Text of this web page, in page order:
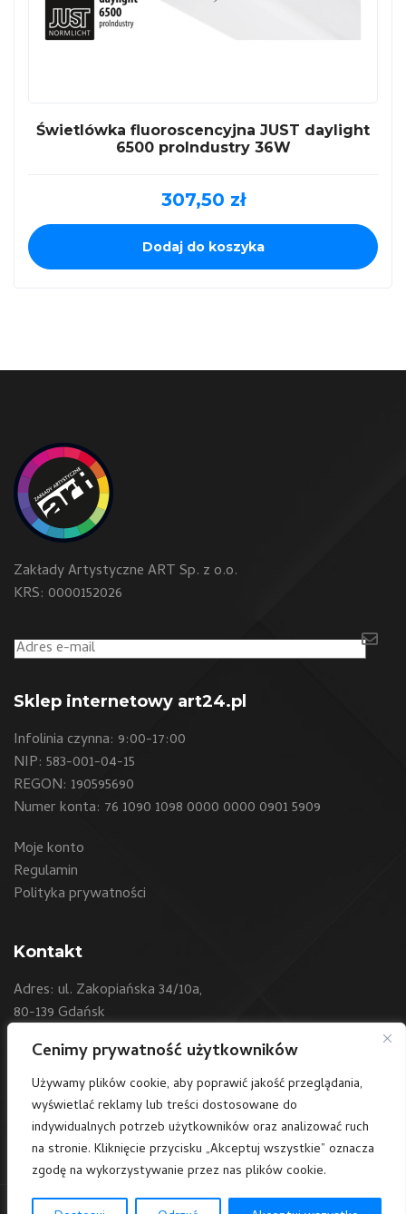
Cenimy prywatność użytkowników
Używamy plików cookie, aby poprawić jakość przeglądania,
wyświetlać reklamy lub treści dostosowane do
indywidualnych potrzeb użytkowników oraz analizować ruch
na stronie. Kliknięcie przycisku „Akceptuj wszystkie” oznacza
zgodę na wykorzystywanie przez nas plików cookie.
Świetlówka fluoroscencyjna JUST daylight
6500 proIndustry 36W
307,50 zł
Dodaj do koszyka
Zakłady Artystyczne ART Sp. z o.o.
KRS: 0000152026
Sklep internetowy art24.pl
Infolinia czynna: 9:00-17:00
NIP: 583-001-04-15
REGON: 190595690
Numer konta: 76 1090 1098 0000 0000 0901 5909
Moje konto
Regulamin
Polityka prywatności
Kontakt
Adres: ul. Zakopiańska 34/10a,
80-139 Gdańsk
Telefon:+48 604 550 500
E-mail:sklep@art24.pl
/art24polska